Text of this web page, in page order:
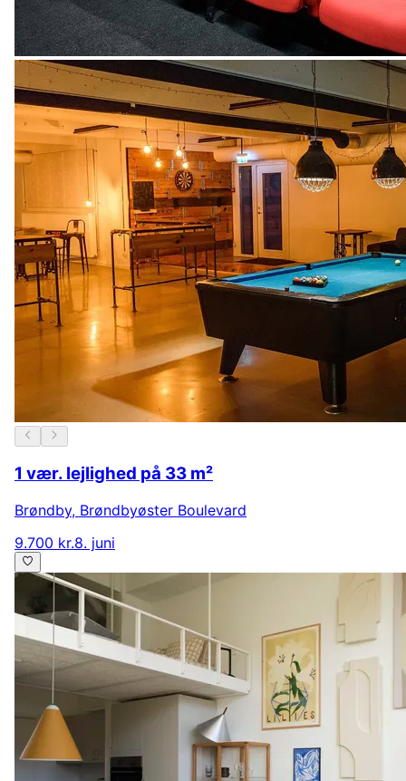
1 vær. lejlighed på 33 m²
Brøndby, Brøndbyøster Boulevard
9.700 kr.8. juni